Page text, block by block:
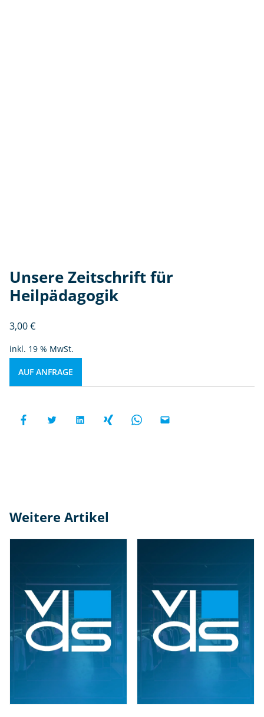
Unsere Zeitschrift für
Heilpädagogik
3,00€
inkl. 19 % MwSt.
AUF ANFRAGE
Weitere Artikel